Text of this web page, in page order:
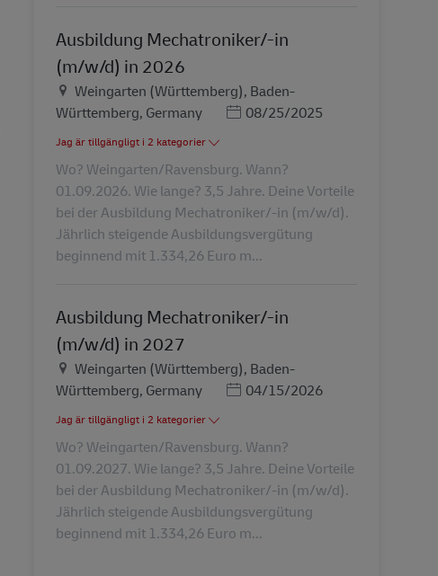
Ausbildung Mechatroniker/-in
(m/w/d) in 2026
PlatsWeingarten (Württemberg), Baden-
Württemberg, Germany
Posted Date
08/25/2025
Jag är tillgängligt i 2 kategorier
Wo? Weingarten/Ravensburg. Wann?
01.09.2026. Wie lange? 3,5 Jahre. Deine Vorteile
bei der Ausbildung Mechatroniker/-in (m/w/d).
Jährlich steigende Ausbildungsvergütung
beginnend mit 1.334,26 Euro m...
Ausbildung Mechatroniker/-in
(m/w/d) in 2027
PlatsWeingarten (Württemberg), Baden-
Württemberg, Germany
Posted Date
04/15/2026
Jag är tillgängligt i 2 kategorier
Wo? Weingarten/Ravensburg. Wann?
01.09.2027. Wie lange? 3,5 Jahre. Deine Vorteile
bei der Ausbildung Mechatroniker/-in (m/w/d).
Jährlich steigende Ausbildungsvergütung
beginnend mit 1.334,26 Euro m...